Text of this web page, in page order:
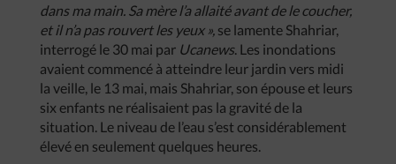
dans ma main. Sa mère l’a allaité avant de le coucher,
et il n’a pas rouvert les yeux », se lamente Shahriar,
interrogé le 30 mai par Ucanews. Les inondations
avaient commencé à atteindre leur jardin vers midi
la veille, le 13 mai, mais Shahriar, son épouse et leurs
six enfants ne réalisaient pas la gravité de la
situation. Le niveau de l’eau s’est considérablement
élevé en seulement quelques heures.